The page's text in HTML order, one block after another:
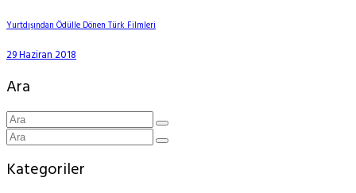
Yurtdışından Ödülle Dönen Türk Filmleri
29 Haziran 2018
Ara
Kategoriler